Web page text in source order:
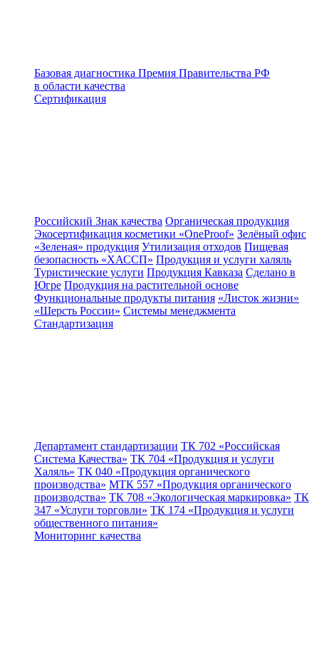
Базовая диагностика Премия Правительства РФ
в области качества
Сертификация
Российский Знак качества Органическая продукция
Экосертификация косметики «OneProof» Зелёный офис
«Зеленая» продукция Утилизация отходов Пищевая
безопасность «ХАССП» Продукция и услуги халяль
Туристические услуги Продукция Кавказа Сделано в
Югре Продукция на растительной основе
Функциональные продукты питания «Листок жизни»
«Шерсть России» Системы менеджмента
Стандартизация
Департамент стандартизации ТК 702 «Российская
Система Качества» ТК 704 «Продукция и услуги
Халяль» ТК 040 «Продукция органического
производства» МТК 557 «Продукция органического
производства» ТК 708 «Экологическая маркировка» ТК
347 «Услуги торговли» ТК 174 «Продукция и услуги
общественного питания»
Мониторинг качества